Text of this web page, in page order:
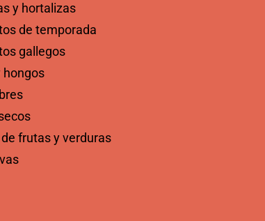
y hortalizas
de temporada
gallegos
hongos
frutas y verduras